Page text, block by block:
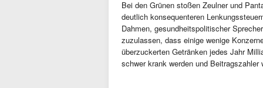
Bei den Grünen stoßen Zeulner und
deutlich konsequenteren
Dahmen, gesundheitspolitischer
zuzulassen, dass einige wenige
überzuckerten Getränken jedes Jahr
schwer krank werden und